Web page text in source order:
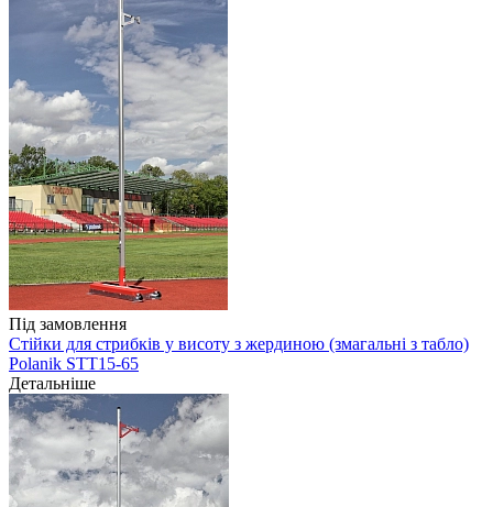
Під замовлення
Стійки для стрибків у висоту з жердиною (змагальні з табло)
Polanik STT15-65
Детальніше